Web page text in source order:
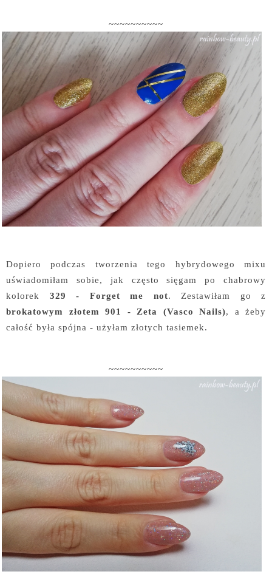
~~~~~~~~~~
Dopiero podczas tworzenia tego hybrydowego mixu
uświadomiłam sobie, jak często sięgam po chabrowy
kolorek 329 - Forget me not. Zestawiłam go z
brokatowym złotem 901 - Zeta (Vasco Nails), a żeby
całość była spójna - użyłam złotych tasiemek.
~~~~~~~~~~